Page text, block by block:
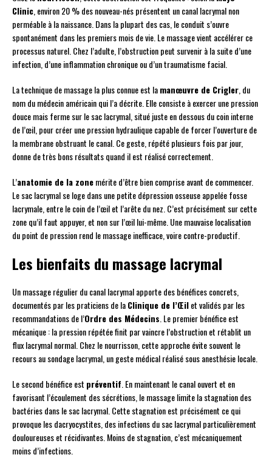
Clinic, environ 20 % des nouveau-nés présentent un canal lacrymal non
perméable à la naissance. Dans la plupart des cas, le conduit s’ouvre
spontanément dans les premiers mois de vie. Le massage vient accélérer ce
processus naturel. Chez l’adulte, l’obstruction peut survenir à la suite d’une
infection, d’une inflammation chronique ou d’un traumatisme facial.
La technique de massage la plus connue est lamanœuvre de Crigler, du
nom du médecin américain qui l’a décrite. Elle consiste à exercer une pression
douce mais ferme sur le sac lacrymal, situé juste en dessous du coin interne
de l’œil, pour créer une pression hydraulique capable de forcer l’ouverture de
la membrane obstruant le canal. Ce geste, répété plusieurs fois par jour,
donne de très bons résultats quand il est réalisé correctement.
L’anatomie de la zonemérite d’être bien comprise avant de commencer.
Le sac lacrymal se loge dans une petite dépression osseuse appelée fosse
lacrymale, entre le coin de l’œil et l’arête du nez. C’est précisément sur cette
zone qu’il faut appuyer, et non sur l’œil lui-même. Une mauvaise localisation
du point de pression rend le massage inefficace, voire contre-productif.
Les bienfaits du massage lacrymal
Un massage régulier du canal lacrymal apporte des bénéfices concrets,
documentés par les praticiens de laClinique de l’Œilet validés par les
recommandations de l’Ordre des Médecins. Le premier bénéfice est
mécanique : la pression répétée finit par vaincre l’obstruction et rétablit un
flux lacrymal normal. Chez le nourrisson, cette approche évite souvent le
recours au sondage lacrymal, un geste médical réalisé sous anesthésie locale.
Le second bénéfice est préventif. En maintenant le canal ouvert et en
favorisant l’écoulement des sécrétions, le massage limite la stagnation des
bactéries dans le sac lacrymal. Cette stagnation est précisément ce qui
provoque les dacryocystites, des infections du sac lacrymal particulièrement
douloureuses et récidivantes. Moins de stagnation, c’est mécaniquement
moins d’infections.